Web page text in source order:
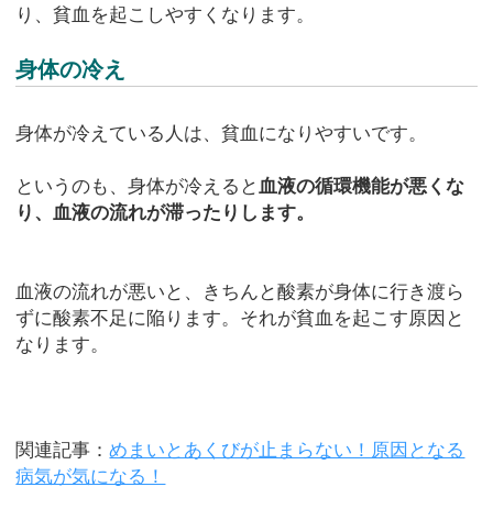
り、貧血を起こしやすくなります。
身体の冷え
身体が冷えている人は、貧血になりやすいです。
というのも、身体が冷えると 血液の循環機能が悪くな
り、血液の流れが滞ったりします。
血液の流れが悪いと、きちんと酸素が身体に行き渡ら
ずに酸素不足に陥ります。それが貧血を起こす原因と
なります。
関連記事：めまいとあくびが止まらない！原因となる
病気が気になる！